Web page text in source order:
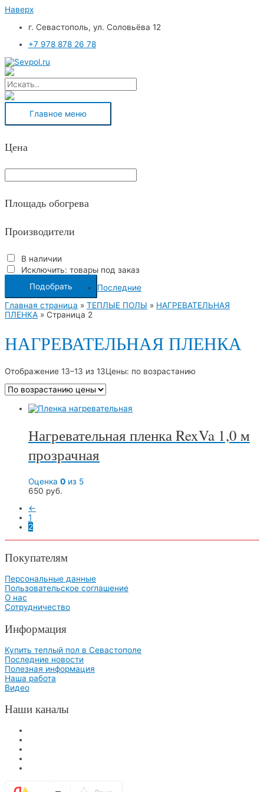
Наверх
г. Севастополь, ул. Соловьёва 12
+7 978 878 26 78
Главное меню
Цена
Площадь обогрева
Производители
В наличии
Исключить: товары под заказ
Подобрать
Последние
Главная страница » ТЕПЛЫЕ ПОЛЫ » НАГРЕВАТЕЛЬНАЯ
ПЛЕНКА » Страница 2
НАГРЕВАТЕЛЬНАЯ ПЛЕНКА
Отображение 13–13 из 13Цены: по возрастанию
Нагревательная пленка RexVa 1,0 м
прозрачная
Оценка 0 из 5
650 руб.
←
1
2
Покупателям
Персональные данные
Пользовательское соглашение
О нас
Сотрудничество
Информация
Купить теплый пол в Севастополе
Последние новости
Полезная информация
Наша работа
Видео
Наши каналы